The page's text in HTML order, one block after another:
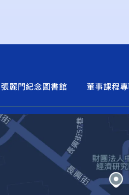
張麗門紀念圖書館 董事課程